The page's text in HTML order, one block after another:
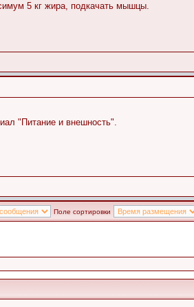
5 кг жира, подкачать мышцы.
"Питание и внешность".
Поле сортировки